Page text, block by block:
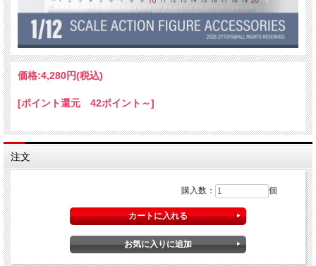
価格:4,280円(税込)
[ポイント還元 42ポイント～]
注文
購入数： 個